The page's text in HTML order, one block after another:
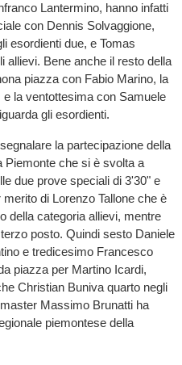
Lantermino, hanno infatti
con Dennis Solvaggione,
esordienti due, e Tomas
allievi. Bene anche il resto della
piazza con Fabio Marino, la
la ventottesima con Samuele
gli esordienti.
la partecipazione della
Piemonte che si è svolta a
due prove speciali di 3'30" e
di Lorenzo Tallone che è
della categoria allievi, mentre
posto. Quindi sesto Daniele
e tredicesimo Francesco
piazza per Martino Icardi,
Christian Buniva quarto negli
Massimo Brunatti ha
piemontese della